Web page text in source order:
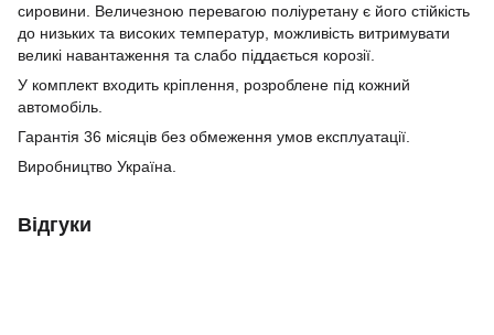
сировини.
Величезною перевагою поліуретану є його стійкість
до низьких та високих температур, можливість витримувати
великі навантаження та слабо піддається корозії.
У комплект входить кріплення, розроблене під кожний
автомобіль.
Гарантія 36 місяців без обмеження умов експлуатації.
Виробництво Україна.
Відгуки